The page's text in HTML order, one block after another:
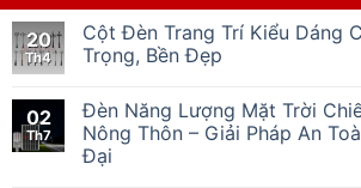
20
Th4
Cột Đèn Trang Trí Kiểu Dáng
Trọng, Bền Đẹp
02
Th7
Đèn Năng Lượng Mặt Trời
Nông Thôn – Giải Pháp An
Đại